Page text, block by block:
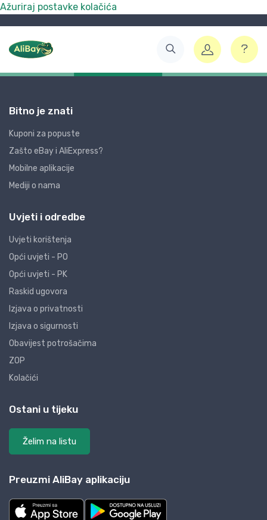
Ažuriraj postavke kolačića
Bitno je znati
Kuponi za popuste
Zašto eBay i AliExpress?
Mobilne aplikacije
Mediji o nama
Uvjeti i odredbe
Uvjeti korištenja
Opći uvjeti - PO
Opći uvjeti - PK
Raskid ugovora
Izjava o privatnosti
Izjava o sigurnosti
Obavijest potrošačima
ZOP
Kolačići
Ostani u tijeku
Želim na listu
Preuzmi AliBay aplikaciju